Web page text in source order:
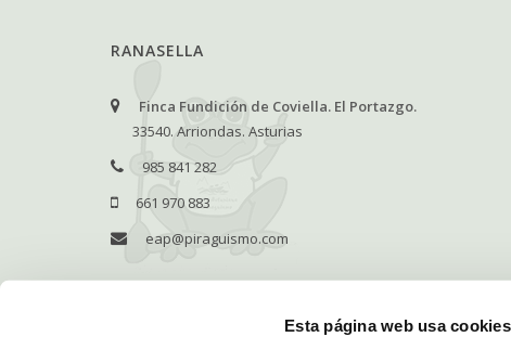
Esta página web usa cookies
RANASELLA
Finca Fundición de Coviella. El Portazgo.
33540. Arriondas. Asturias
985 841 282
661 970 883
eap@piraguismo.com